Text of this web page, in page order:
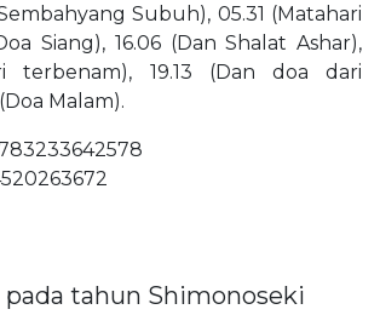
Subuh), 05.31 (Matahari
Siang), 16.06 (Dan Shalat Ashar),
terbenam), 19.13 (Dan doa dari
Malam).
tahun Shimonoseki